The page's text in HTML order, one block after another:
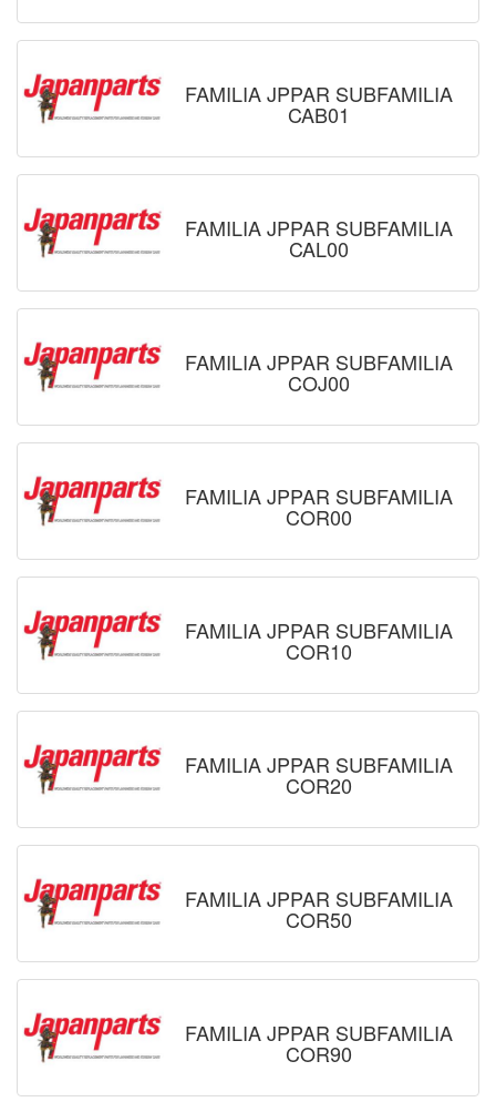
FAMILIA JPPAR SUBFAMILIA
CAB01
FAMILIA JPPAR SUBFAMILIA
CAL00
FAMILIA JPPAR SUBFAMILIA
COJ00
FAMILIA JPPAR SUBFAMILIA
COR00
FAMILIA JPPAR SUBFAMILIA
COR10
FAMILIA JPPAR SUBFAMILIA
COR20
FAMILIA JPPAR SUBFAMILIA
COR50
FAMILIA JPPAR SUBFAMILIA
COR90